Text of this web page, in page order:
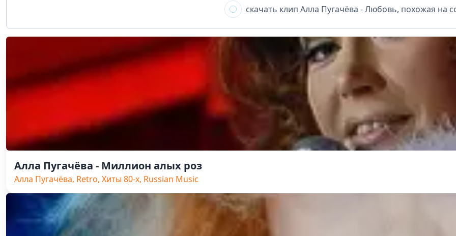
скачать клип Алла Пугачёва - Любовь, похожая на
Алла Пугачёва - Миллион алых роз
Алла Пугачёва, Retro, Хиты 80-х, Russian Music